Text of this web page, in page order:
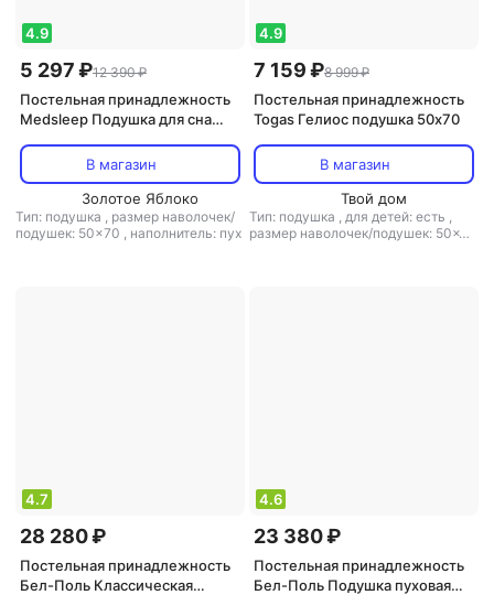
4.9
5 297 ₽12 390 ₽
Постельная принадлежность
Medsleep Подушка для сна
пух-перо 1700 грамм
В магазин
Золотое Яблоко
Тип: подушка , размер наволочек/
подушек: 50x70 , наполнитель: пух
4.9
7 159 ₽8 999 ₽
Постельная принадлежность
Togas Гелиос подушка 50х70
В магазин
Твой дом
Тип: подушка , для детей: есть ,
размер наволочек/подушек: 50x70
4.7
28 280 ₽
Постельная принадлежность
Бел-Поль Классическая
4.6
23 380 ₽
Постельная принадлежность
Бел-Поль Подушка пуховая